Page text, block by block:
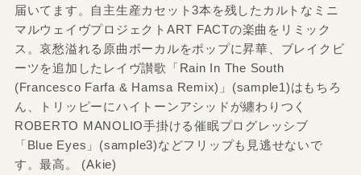
届いてます。自主生産カセット3本を残したカルトなミニ
マルウェイヴプロジェクトART FACTの楽曲をリミック
ス。哀愁溢れる原曲ボーカルをポップに昇華、ブレイクビ
ーツを追加したレイヴ讃歌「Rain In The South
(Francesco Farfa & Hamsa Remix)」(sample1)はもちろ
ん、トリッピーにハイトーンアシッドが纏わりつく
ROBERTO MANOLIO手掛ける催眠プログレッシブ
「Blue Eyes」(sample3)などフリップも見逃せないで
す。最高。 (Akie)